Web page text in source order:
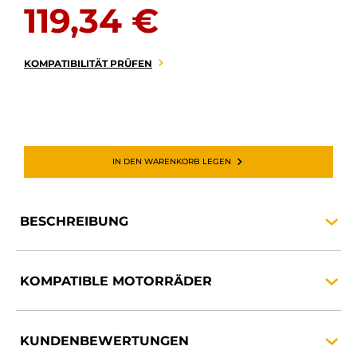
119,34 €
KOMPATIBILITÄT PRÜFEN
IN DEN WARENKORB LEGEN
BESCHREIBUNG
KOMPATIBLE MOTORRÄDER
KUNDENBEWERTUNGEN